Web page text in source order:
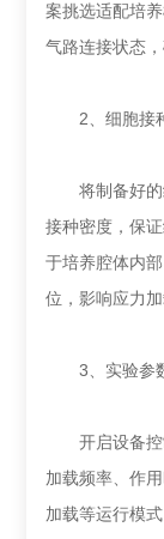
案挑选适配培
气路连接状态
2、细胞接
将制备好的
接种密度，保
于培养腔体内
位，影响应力加
3、实验参
开启设备控
加载频率、作
加载等运行模